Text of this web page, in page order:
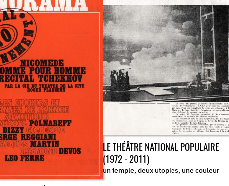
LE THÉÂTRE NATIONAL POPULAIRE
(1972 - 2011)
un temple, deux utopies, une couleur